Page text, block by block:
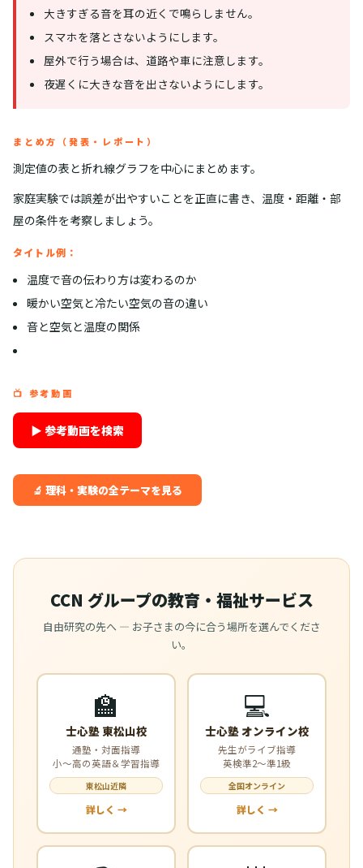
大きすぎる音を耳の近くで鳴らしません。
スマホを落とさないようにします。
屋外で行う場合は、道路や車に注意します。
夜遅くに大きな音を出さないようにします。
まとめ方（発表・レポート）
測定値の表と折れ線グラフを中心にまとめます。
家庭実験では誤差が出やすいことを正直に書き、温度・距離・部
屋の条件を考察しましょう。
タイトル例：
温度で音の伝わり方は変わるのか
暖かい空気と冷たい空気の音の違い
音と空気と温度の関係
📺 参考動画
▶ 参考動画を検索
🔬 理科・実験の全テーマを見る
CCN グループの教育・福祉サービス
自由研究の先へ — お子さまの今に合う場所を選んでくださ
い。
🏫
士心塾 東松山校
通塾・対面指導
小〜高の英語＆学習指導
東松山近隣
詳しく →
💻
士心塾 オンライン校
先生がライブ指導
英検準2〜準1級
全国オンライン
詳しく →